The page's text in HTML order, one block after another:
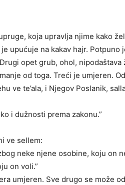
koja upravlja njime kako
upućuje na kakav hajr. Potpuno
opet grub, ohol, nipodaštava
od toga. Treći je umjeren.
ve te’ala, i Njegov Poslanik,
i dužnosti prema zakonu.”
ve sellem:
neke njene osobine, koju on
on voli.”
umjeren. Sve drugo se može